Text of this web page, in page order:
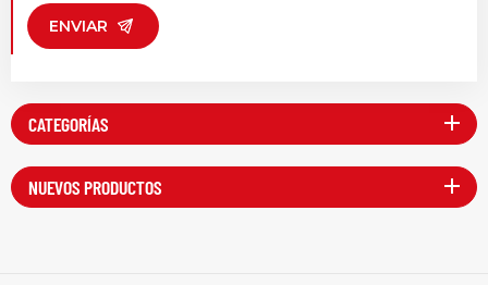
ENVIAR
CATEGORÍAS
NUEVOS PRODUCTOS